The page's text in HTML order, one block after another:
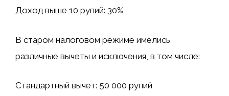
Доход выше 10 рупий: 30%
В старом налоговом режиме имелись
различные вычеты и исключения, в том числе:
Стандартный вычет: 50 000 рупий